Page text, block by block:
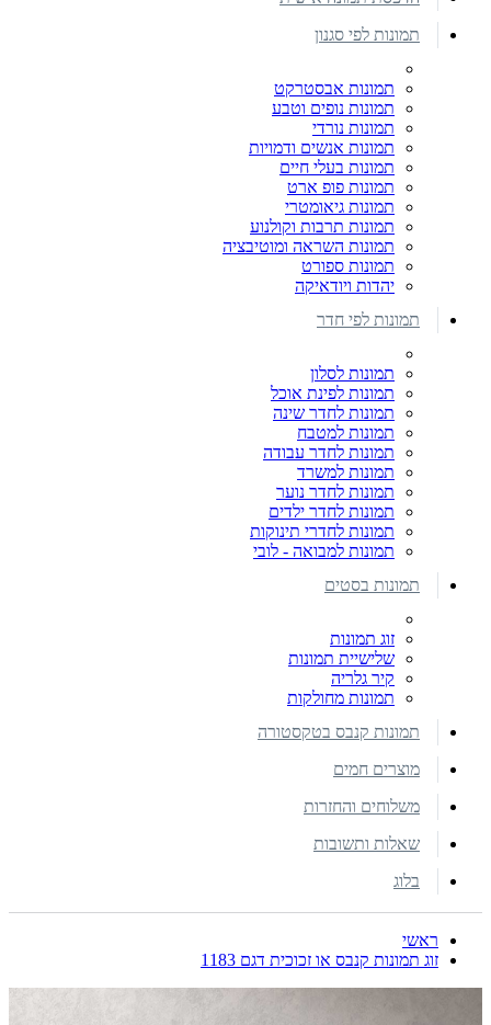
תמונות לפי סגנון
תמונות אבסטרקט
תמונות נופים וטבע
תמונות נורדי
תמונות אנשים ודמויות
תמונות בעלי חיים
תמונות פופ ארט
תמונות גיאומטרי
תמונות תרבות וקולנוע
תמונות השראה ומוטיבציה
תמונות ספורט
יהדות ויודאיקה
תמונות לפי חדר
תמונות לסלון
תמונות לפינת אוכל
תמונות לחדר שינה
תמונות למטבח
תמונות לחדר עבודה
תמונות למשרד
תמונות לחדר נוער
תמונות לחדר ילדים
תמונות לחדרי תינוקות
תמונות למבואה - לובי
תמונות בסטים
זוג תמונות
שלישיית תמונות
קיר גלריה
תמונות מחולקות
תמונות קנבס בטקסטורה
מוצרים חמים
משלוחים והחזרות
שאלות ותשובות
בלוג
ראשי
זוג תמונות קנבס או זכוכית דגם 1183